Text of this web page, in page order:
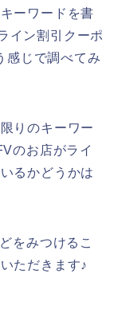
ーワードを書
イン割引クーポ
感じで調べてみ
りのキーワー
のお店がライ
るかどうかは
をみつけるこ
ただきます♪